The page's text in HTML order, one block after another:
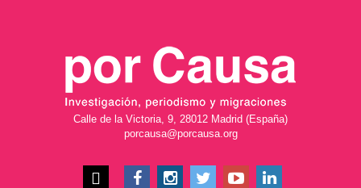
Calle de la Victoria, 9, 28012 Madrid (España)
porcausa@porcausa.org